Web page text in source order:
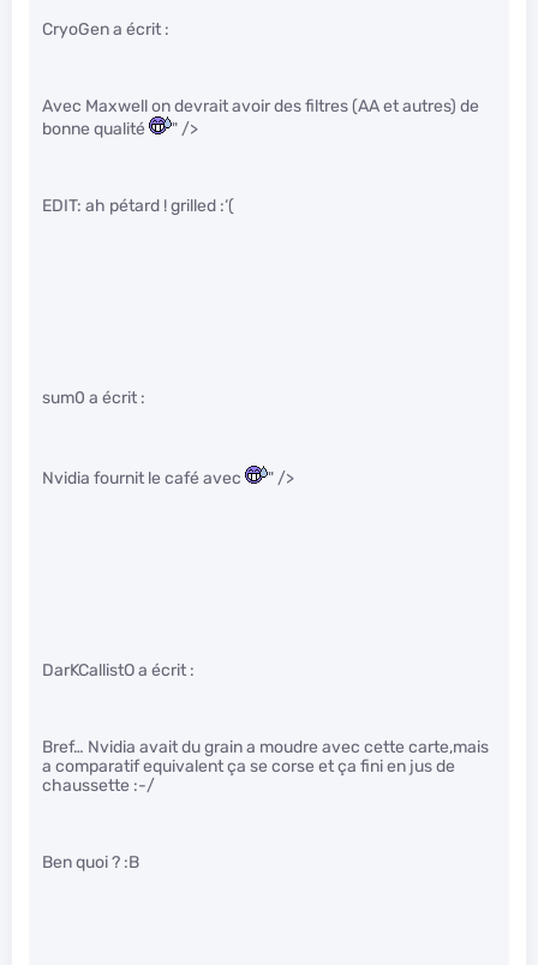
CryoGen a écrit :
Avec Maxwell on devrait avoir des filtres (AA et autres) de
bonne qualité
" />
EDIT: ah pétard ! grilled :‘(
sum0 a écrit :
Nvidia fournit le café avec " />
DarKCallistO a écrit :
Bref… Nvidia avait du grain a moudre avec cette carte,mais
a comparatif equivalent ça se corse et ça fini en jus de
chaussette :-/
Ben quoi ? :B